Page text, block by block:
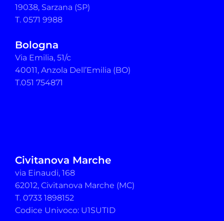
19038, Sarzana (SP)
T. 0571 9988
Bologna
Via Emilia, 51/c
40011, Anzola Dell’Emilia (BO)
T.051 754871
Civitanova Marche
via Einaudi, 168
62012, Civitanova Marche (MC)
T. 0733 1898152
Codice Univoco: U1SUTID